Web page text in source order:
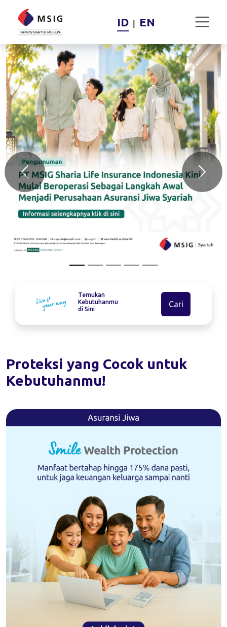
ID| EN
Previous Next
Temukan
Kebutuhanmu
di Sini
Cari
Proteksi yang Cocok untuk
Kebutuhanmu!